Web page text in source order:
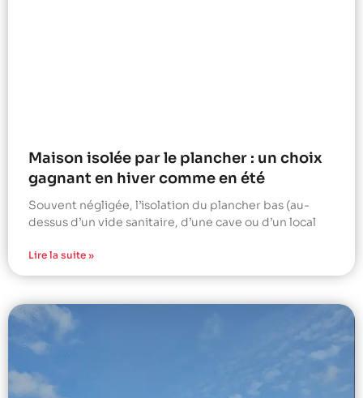
Maison isolée par le plancher : un choix
gagnant en hiver comme en été
Souvent négligée, l’isolation du plancher bas (au-
dessus d’un vide sanitaire, d’une cave ou d’un local
Lire la suite »